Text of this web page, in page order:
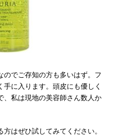
のでご存知の方も多いはず。フ
に入ります。頭皮にも優しく
、私は現地の美容師さん数人か
はぜひ試してみてください。